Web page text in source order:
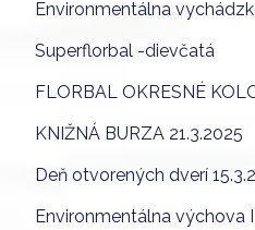
Environmentálna
Superflorbal -dievčatá
FLORBAL OKRESNÉ
KNIŽNÁ BURZA 21.3.2025
Deň otvorených dverí
Environmentálna výchova